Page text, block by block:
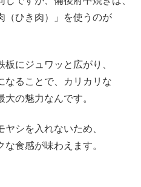
（ひき肉）」を使うのが
にジュワッと広がり、
なることで、カリカリな
の魅力なんです。
シを入れないため、
食感が味わえます。